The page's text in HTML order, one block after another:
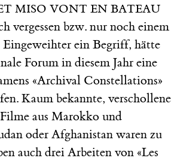
MISO VONT EN BATEAU
vergessen bzw. nur noch einem
ein Begriff, hätte
Forum in diesem Jahr eine
«Archival Constellations»
Kaum bekannte, verschollene
aus Marokko und
oder Afghanistan waren zu
auch drei Arbeiten von «Les